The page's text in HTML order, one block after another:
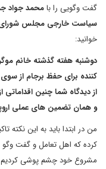
گفت وگویی را بامحمد جواد
سیاست خارجی مجلس شورای
خوانید:
دوشنبه هفته گذشته خانم
کننده برای حفظ برجام از سوی
از دیدگاه شما چنین
و همان تضمین های عملی
من در ابتدا باید به این نکته
کرده که اهل تعامل و گفت وگو
مشروع خود چشم پوشی کردیم